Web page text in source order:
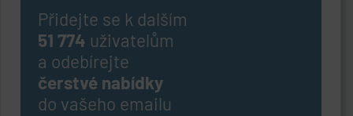
Přidejte se k dalším
51 774 uživatelům
a odebírejte
čerstvé nabídky
do vašeho emailu